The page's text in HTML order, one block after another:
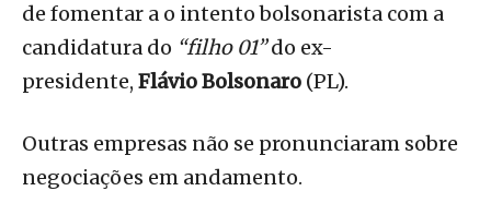
de fomentar a o intento bolsonarista com a
candidatura do “filho 01”do ex-
presidente, Flávio Bolsonaro (PL).
Outras empresas não se pronunciaram sobre
negociações em andamento.